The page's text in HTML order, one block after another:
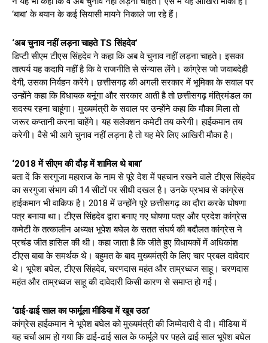
‘बाबा’ के बयान के कई सियासी मायने निकाले जा रहे हैं।
‘अब चुनाव नहीं लड़ना चाहते TS सिंहदेव’
डिप्टी सीएम टीएस सिंहदेव ने कहा कि अब वे चुनाव नहीं लड़ना चाहते। इसका
तात्पर्य यह कदापि नहीं है कि वे राजनीति से संन्यास लेंगे। कांग्रेस जो जवाबदेही
देगी, उसका निर्वहन करेंगे। छत्तीसगढ़ की अगली सरकार में भूमिका के सवाल पर
उन्होंने कहा कि विधायक बनूंगा और सरकार आती है तो छत्तीसगढ़ मंत्रिमंडल का
सदस्य रहना चाहूंगा। मुख्यमंत्री के सवाल पर उन्होंने कहा कि मौका मिला तो
जरूर कप्तानी करना चाहेंगे। यह सलेक्शन कमेटी तय करेगी। हाईकमान तय
करेगी। वैसे भी आगे चुनाव नहीं लड़ना है तो यह मेरे लिए आखिरी मौका है।
‘2018 में सीएम की दौड़ में शामिल थे बाबा’
बता दें कि सरगुजा महाराज के नाम से पूरे देश में पहचान रखने वाले टीएस सिंहदेव
का सरगुजा संभाग की 14 सीटों पर सीधी दखल है। उनके प्रभाव से कांग्रेस
हाईकमान भी वाकिफ है। 2018 में उन्होंने पूरे छत्तीसगढ़ का दौरा करके घोषणा
पत्र बनाया था। टीएस सिंहदेव द्वारा बनाए गए घोषणा पत्र और प्रदेश कांग्रेस
कमेटी के तत्कालीन अध्यक्ष भूपेश बघेल के सतत संघर्ष की बदौलत कांग्रेस ने
प्रचंड जीत हासिल की थी। कहा जाता है कि जीते हुए विधायकों में अधिकांश
टीएस बाबा के समर्थक थे। बहुमत के बाद मुख्यमंत्री के लिए चार प्रबल दावेदार
थे। भूपेश बघेल, टीएस सिंहदेव, चरणदास महंत और ताम्रध्वज साहू। चरणदास
महंत और ताम्रध्वज साहू की दावेदारी किसी कारण से समाप्त हो गई।
‘ढाई-ढाई साल का फार्मूला मीडिया में खूब उठा’
कांग्रेस हाईकमान ने भूपेश बघेल को मुख्यमंत्री की जिम्मेदारी दे दी। मीडिया में
यह चर्चा आम हो गया कि ढाई-ढाई साल के फार्मूले पर पहले ढाई साल भूपेश बघेल